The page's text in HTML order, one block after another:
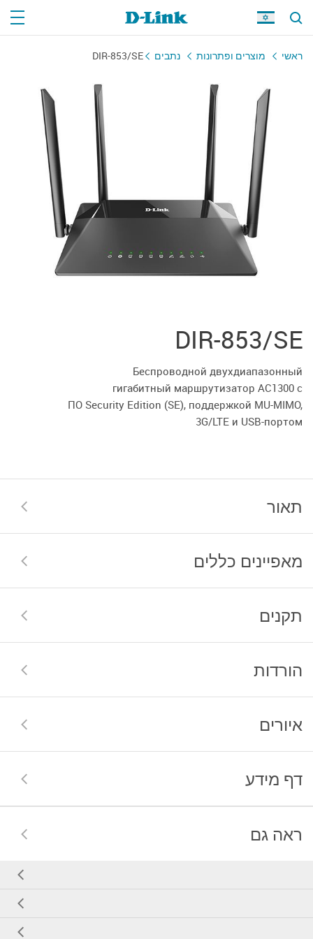
ראשי מוצרים ופתרונות נתבים DIR-853/SE
DIR-853/SE
Беспроводной двухдиапазонный
гигабитный маршрутизатор AC1300 с
ПО Security Edition (SE), поддержкой MU-MIMO,
3G/LTE и USB-портом
תאור
מאפיינים כללים
תקנים
הורדות
איורים
דף מידע
ראה גם